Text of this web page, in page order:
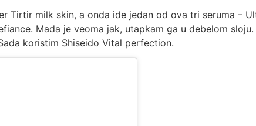
Tirtir milk skin, a onda ide jedan od ova tri seruma –
Mada je veoma jak, utapkam ga u debelom
koristim Shiseido Vital perfection.